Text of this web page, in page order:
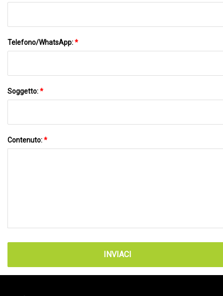
Telefono/WhatsApp:*
Soggetto:*
Contenuto:*
INVIACI